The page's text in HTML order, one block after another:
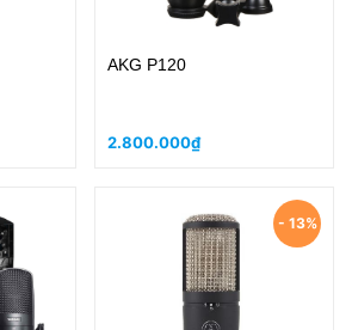
AKG P120
2.800.000₫
- 13%